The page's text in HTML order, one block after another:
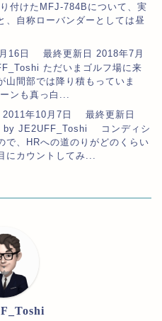
けたMFJ-784Bについて、実
、自称ローバンダーとしては昼
16日 最終更新日 2018年7月
ただいまゴルフ場に来
山間部では降り積もっていま
ンも真っ白...
2011年10月7日 最終更新日
by JE2UFF_Toshi コンディシ
で、HRへの道のりがどのくらい
にカウントしてみ...